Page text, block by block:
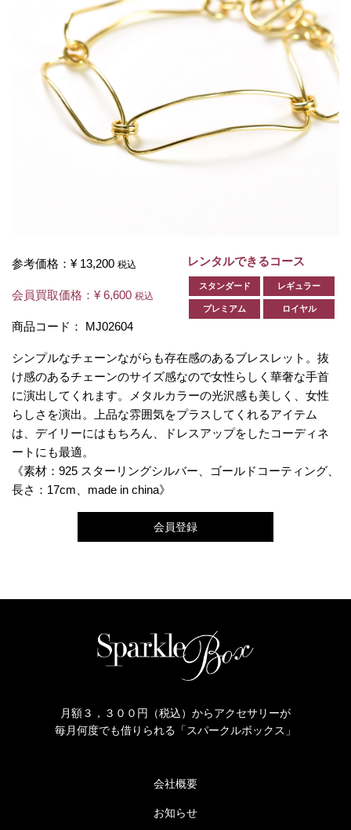
参考価格： ¥ 13,200 税込
会員買取価格： ¥ 6,600 税込
商品コード： MJ02604
レンタルできるコース
スタンダード レギュラー
プレミアム ロイヤル
シンプルなチェーンながらも存在感のあるブレスレット。抜
け感のあるチェーンのサイズ感なので女性らしく華奢な手首
に演出してくれます。メタルカラーの光沢感も美しく、女性
らしさを演出。上品な雰囲気をプラスしてくれるアイテム
は、デイリーにはもちろん、ドレスアップをしたコーディネ
ートにも最適。
《素材：925 スターリングシルバー、ゴールドコーティング、
長さ：17cm、made in china》
会員登録
月額３，３００円（税込）からアクセサリーが
毎月何度でも借りられる「スパークルボックス」
会社概要
お知らせ